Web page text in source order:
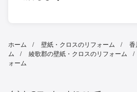
ホーム 壁紙・クロスのリフォーム
香
ム
綾歌郡の壁紙・クロスのリフォーム
ォーム